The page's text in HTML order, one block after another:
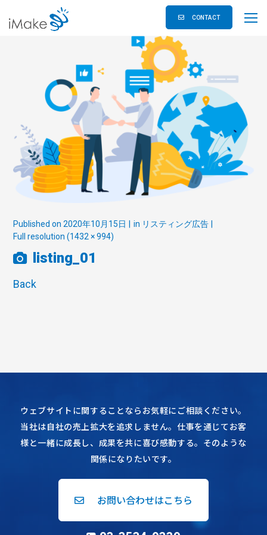
CONTACT
Published on2020年10月15日 in リスティング広告
Full resolution (1432 × 994)
listing_01
Back
ウェブサイトに関することならお気軽にご相談ください。
当社は自社の売上拡大を追求しません。仕事を通じてお客
様と一緒に成長し、成果を共に喜び感動する。そのような
関係になりたいです。
お問い合わせはこちら